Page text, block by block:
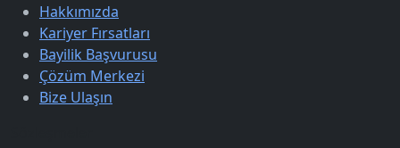
Hakkımızda
Kariyer Fırsatları
Bayilik Başvurusu
Çözüm Merkezi
Bize Ulaşın